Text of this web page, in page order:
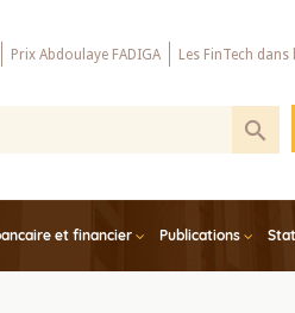
Prix Abdoulaye FADIGA Les FinTech dans
et financier Publications